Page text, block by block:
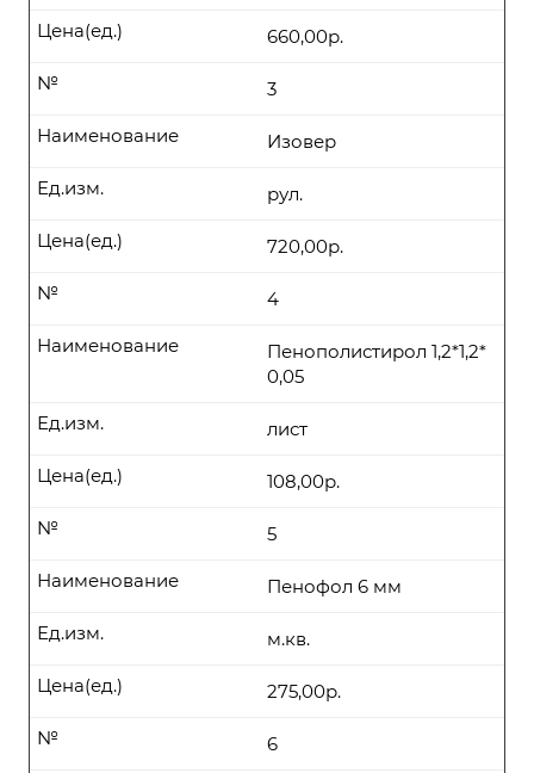
660,00р.
Цена(ед.)
3
№
Изовер
Наименование
рул.
Ед.изм.
720,00р.
Цена(ед.)
4
№
Пенополистирол 1,2*1,2*
0,05
Наименование
лист
Ед.изм.
108,00р.
Цена(ед.)
5
№
Пенофол 6 мм
Наименование
м.кв.
Ед.изм.
275,00р.
Цена(ед.)
6
№